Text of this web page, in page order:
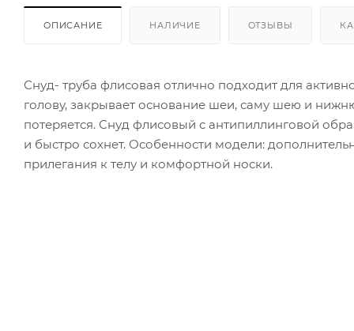
ОПИСАНИЕ НАЛИЧИЕ ОТЗЫВЫ
Снуд- труба флисовая отлично подходит для
голову, закрывает основание шеи, саму шею и
потеряется. Снуд флисовый с антипиллинговой
и быстро сохнет. Особенности модели:
прилегания к телу и комфортной носки.